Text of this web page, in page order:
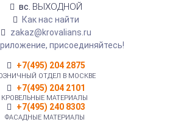
вс. ВЫХОДНОЙ
Как нас найти
zakaz@krovalians.ru
присоединяйтесь!
+7(495) 204 2875
ОТДЕЛ В МОСКВЕ
+7(495) 204 2101
КРОВЕЛЬНЫЕ МАТЕРИАЛЫ
+7(495) 240 8303
ФАСАДНЫЕ МАТЕРИАЛЫ